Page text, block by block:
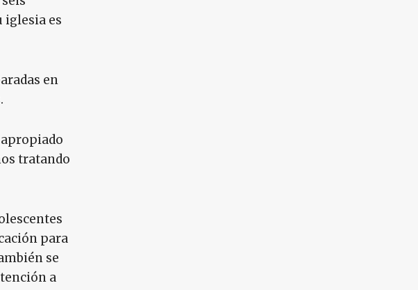
iglesia es
en
tratando
para
se
a